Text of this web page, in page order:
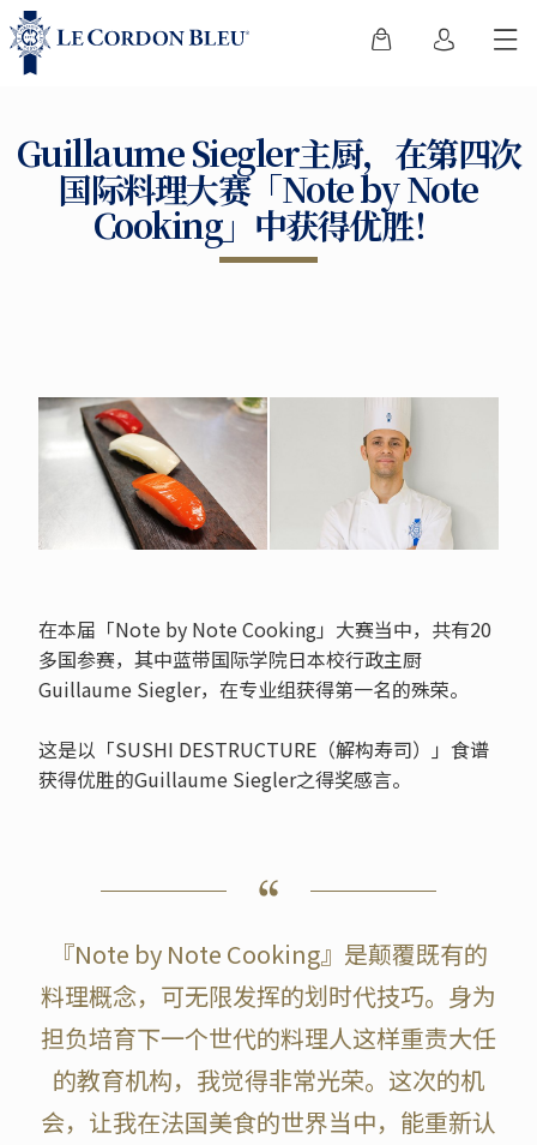
Guillaume Siegler主厨，在第四次
国际料理大赛「Note by Note
Cooking」中获得优胜！
在本届「Note by Note Cooking」大赛当中，共有20
多国参赛，其中蓝带国际学院日本校行政主厨
Guillaume Siegler，在专业组获得第一名的殊荣。
这是以「SUSHI DESTRUCTURE（解构寿司）」食谱
获得优胜的Guillaume Siegler之得奖感言。
『Note by Note Cooking』是颠覆既有的
料理概念，可无限发挥的划时代技巧。身为
担负培育下一个世代的料理人这样重责大任
的教育机构，我觉得非常光荣。这次的机
会，让我在法国美食的世界当中，能重新认